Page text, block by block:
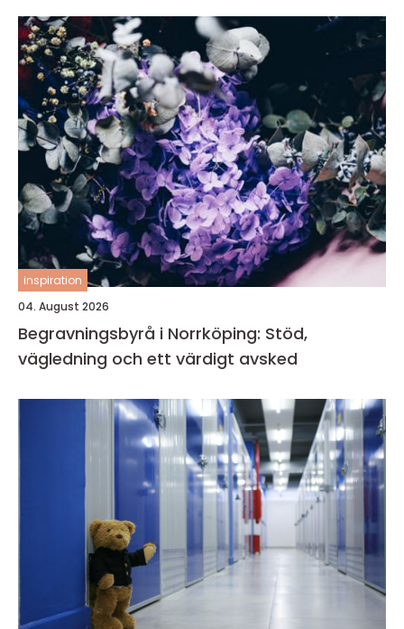
inspiration
04. August 2026
Begravningsbyrå i Norrköping: Stöd,
vägledning och ett värdigt avsked